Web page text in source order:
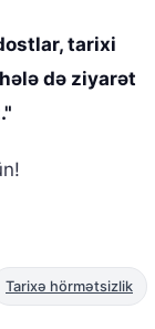
tarixi
də ziyarət
Tarixə hörmətsizlik